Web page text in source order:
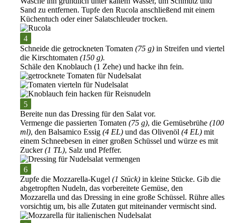
Sand zu entfernen. Tupfe den Rucola anschließend mit einem
Küchentuch oder einer Salatschleudertrocken.
Schneide die getrockneten Tomaten (75 g) in Streifen und viertel
die Kirschtomaten (150 g).
Schäle den Knoblauch (1 Zehe) und hacke ihn fein.
Bereite nun das Dressing für den Salat vor.
Vermenge die passierten Tomaten (75 g), die Gemüsebrühe (100
ml), den Balsamico Essig (4 EL) und das Olivenöl (4 EL) mit
einem Schneebesen in einer großen Schüssel und würze es mit
Zucker(1 TL), Salz und Pfeffer.
Zupfe die Mozzarella-Kugel (1 Stück) in kleine Stücke. Gib die
abgetropften Nudeln, das vorbereitete Gemüse, den
Mozzarella und das Dressing in eine große Schüssel. Rühre alles
vorsichtig um, bis alle Zutaten gut miteinander vermischt sind.